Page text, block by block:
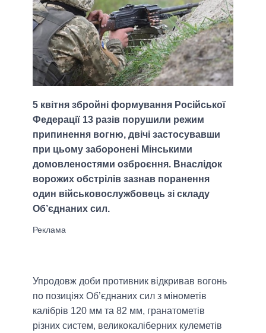
5 квітня збройні формування Російської
Федерації 13 разів порушили режим
припинення вогню, двічі застосувавши
при цьому заборонені Мінськими
домовленостями озброєння. Внаслідок
ворожих обстрілів зазнав поранення
один військовослужбовець зі складу
Об’єднаних сил.
Упродовж доби противник відкривав вогонь
по позиціях Об’єднаних сил з мінометів
калібрів 120 мм та 82 мм, гранатометів
різних систем, великокаліберних кулеметів